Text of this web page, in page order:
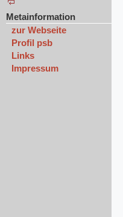
Metainformation
zur Webseite
Profil psb
Links
Impressum